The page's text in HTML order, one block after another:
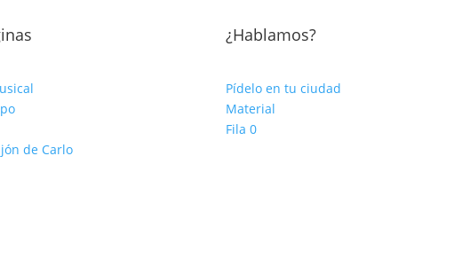
de Carlo
¿Hablamos?
Pídelo en tu ciudad
Material
Fila 0